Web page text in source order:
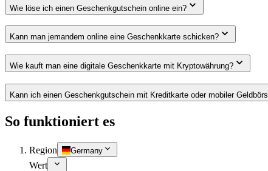
Wie löse ich einen Geschenkgutschein online ein?
Kann man jemandem online eine Geschenkkarte schicken?
Wie kauft man eine digitale Geschenkkarte mit Kryptowährung?
Kann ich einen Geschenkgutschein mit Kreditkarte oder mobiler
So funktioniert es
Region Germany
Wert